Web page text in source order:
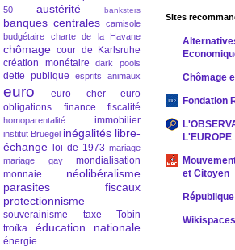
50
austérité banksters
banques centrales camisole
budgétaire
charte de la Havane
chômage cour de Karlsruhe
création monétaire
dark pools
dette publique esprits animaux
euro euro cher
euro
obligations
finance fiscalité
homoparentalité immobilier
institut Bruegel inégalités libre-
échange
loi de 1973 mariage
mariage gay
mondialisation
monnaie
néolibéralisme
parasites fiscaux
protectionnisme
souverainisme
taxe Tobin
troïka
éducation nationale
énergie
Sites
Chômage
Fondation
L'EUROPE
et Citoyen